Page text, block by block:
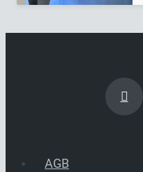
AGB